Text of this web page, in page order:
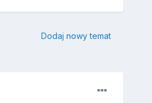
Dodaj nowy temat